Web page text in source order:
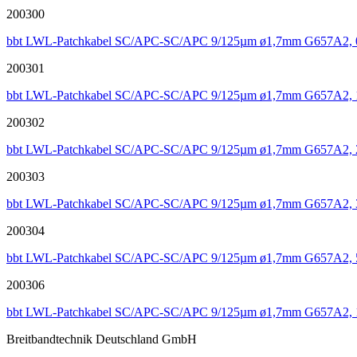
200300
bbt LWL-Patchkabel SC/APC-SC/APC 9/125µm ø1,7mm G657A2,
200301
bbt LWL-Patchkabel SC/APC-SC/APC 9/125µm ø1,7mm G657A2,
200302
bbt LWL-Patchkabel SC/APC-SC/APC 9/125µm ø1,7mm G657A2,
200303
bbt LWL-Patchkabel SC/APC-SC/APC 9/125µm ø1,7mm G657A2,
200304
bbt LWL-Patchkabel SC/APC-SC/APC 9/125µm ø1,7mm G657A2,
200306
bbt LWL-Patchkabel SC/APC-SC/APC 9/125µm ø1,7mm G657A2,
Breitbandtechnik Deutschland GmbH